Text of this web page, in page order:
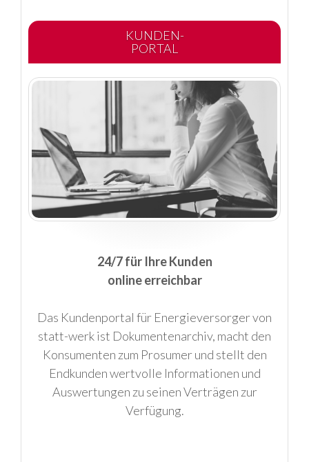
KUNDEN-
PORTAL
24/7 für Ihre Kunden
online erreichbar
Das Kundenportal für Energieversorger von
statt-werk ist Dokumentenarchiv, macht den
Konsumenten zum Prosumer und stellt den
Endkunden wertvolle Informationen und
Auswertungen zu seinen Verträgen zur
Verfügung.